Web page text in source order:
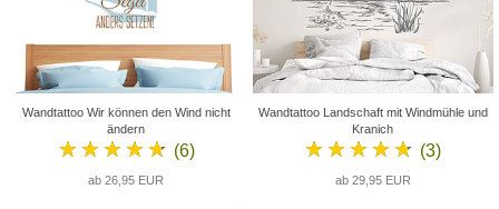
Wandtattoo Wir können den Wind nicht
ändern
★★★★★ (6)
ab 26,95 EUR
Wandtattoo Landschaft mit Windmühle und
Kranich
★★★★★ (3)
ab 29,95 EUR